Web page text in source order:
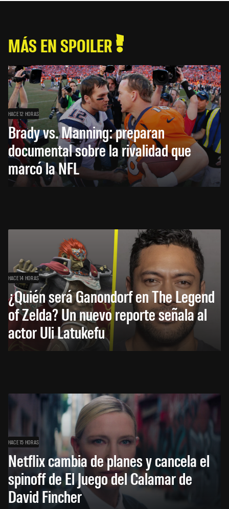
MÁS EN SPOILER
HACE 12 HORAS
Brady vs. Manning: preparan
documental sobre la rivalidad que
marcó la NFL
HACE 14 HORAS
¿Quién será Ganondorf en The Legend
of Zelda? Un nuevo reporte señala al
actor Uli Latukefu
HACE 15 HORAS
Netflix cambia de planes y cancela el
spinoff de El Juego del Calamar de
David Fincher